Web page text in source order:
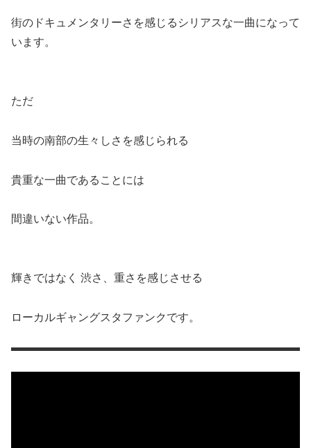
街のドキュメンタリーさを感じるシリアスな一曲になって
います。
ただ
当時の南部の生々しさを感じられる
貴重な一曲であることには
間違いない作品。
輝きではなく 渋さ、重さを感じさせる
ローカルギャングスタファンクです。